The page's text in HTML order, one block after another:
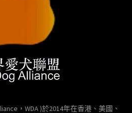
，WDA )於2014年在香港、美國、